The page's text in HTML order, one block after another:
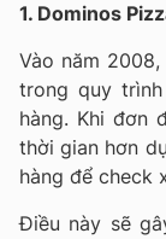
1. Dominos
Vào năm
trong quy
hàng. Khi đơn
thời gian hơn
hàng để check
Điều này sẽ